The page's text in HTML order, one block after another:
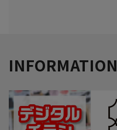
INFORMATION